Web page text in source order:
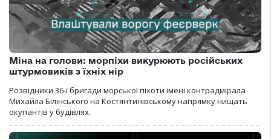
Міна на голови: морпіхи викурюють російських
штурмовиків з їхніх нір
Розвідники 36-ї бригади морської піхоти імені контрадмірала
Михайла Білінського на Костянтинівському напрямку нищать
окупантів у будівлях.